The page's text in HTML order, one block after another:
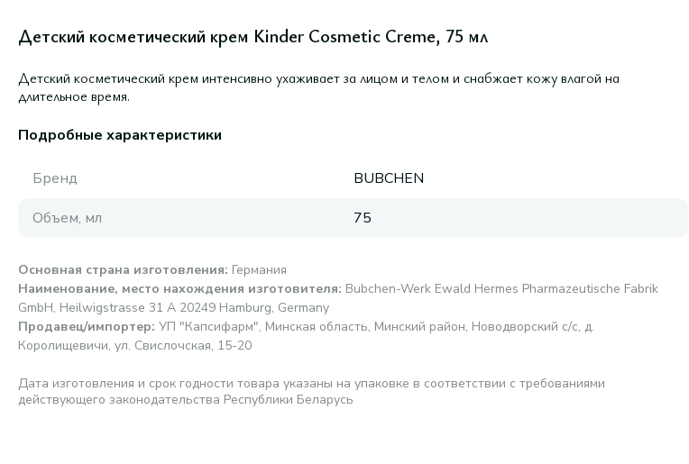
Детский косметический крем Kinder Cosmetic Creme, 75 мл
Детский косметический крем интенсивно ухаживает за лицом и телом и снабжает кожу влагой на
длительное время.
Подробные характеристики
Бренд
BUBCHEN
Объем, мл
75
Основная страна изготовления: Германия
Наименование, место нахождения изготовителя: Bubchen-Werk Ewald Hermes Pharmazeutische Fabrik
GmbH, Heilwigstrasse 31 A 20249 Hamburg, Germany
Продавец/импортер: УП "Капсифарм", Минская область, Минский район, Новодворский с/с, д.
Королищевичи, ул. Свислочская, 15-20
Дата изготовления и срок годности товара указаны на упаковке в соответствии с требованиями
действующего законодательства Республики Беларусь